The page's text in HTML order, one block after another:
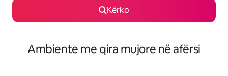
Kërko
Ambiente me qira mujore në afërsi